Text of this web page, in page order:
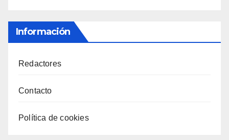
Información
Redactores
Contacto
Política de cookies